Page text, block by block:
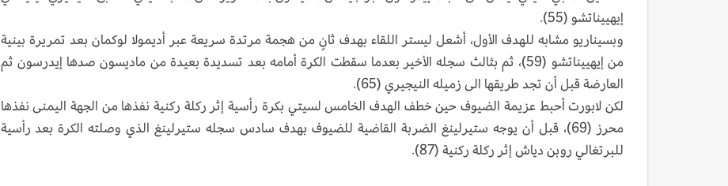
إيهييناتشو (55).
وبسيناريو مشابه للهدف الأول، أشعل ليستر اللقاء بهدف ثانٍ من هجمة مرتدة سريعة عبر أديمولا لوكمان بعد تمريرة بينية
من إيهييناتشو (59)، ثم بثالث سجله الأخير بعدما سقطت الكرة أمامه بعد تسديدة بعيدة من ماديسون صدها إيدرسون ثم
العارضة قبل أن تجد طريقها الى زميله النيجيري (65).
لكن لابورت أحبط عزيمة الضيوف حين خطف الهدف الخامس لسيتي بكرة رأسية إثر ركلة ركنية نفذها من الجهة اليمنى نفذها
محرز (69)، قبل أن يوجه ستيرلينغ الضربة القاضية للضيوف بهدف سادس سجله ستيرلينغ الذي وصلته الكرة بعد رأسية
للبرتغالي روبن دياش إثر ركلة ركنية (87).